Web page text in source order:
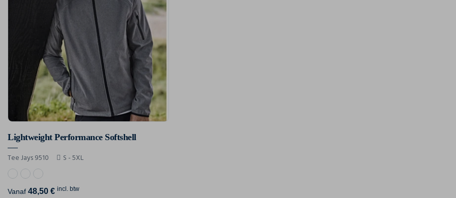
Lightweight Performance Softshell
Tee Jays 9510 S - 5XL
Vanaf 48,50 € incl. btw